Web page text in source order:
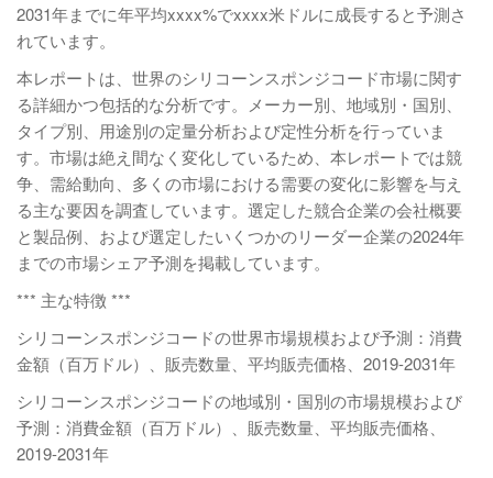
2031年までに年平均xxxx%でxxxx米ドルに成長すると予測さ
れています。
本レポートは、世界のシリコーンスポンジコード市場に関す
る詳細かつ包括的な分析です。メーカー別、地域別・国別、
タイプ別、用途別の定量分析および定性分析を行っていま
す。市場は絶え間なく変化しているため、本レポートでは競
争、需給動向、多くの市場における需要の変化に影響を与え
る主な要因を調査しています。選定した競合企業の会社概要
と製品例、および選定したいくつかのリーダー企業の2024年
までの市場シェア予測を掲載しています。
*** 主な特徴 ***
シリコーンスポンジコードの世界市場規模および予測：消費
金額（百万ドル）、販売数量、平均販売価格、2019-2031年
シリコーンスポンジコードの地域別・国別の市場規模および
予測：消費金額（百万ドル）、販売数量、平均販売価格、
2019-2031年